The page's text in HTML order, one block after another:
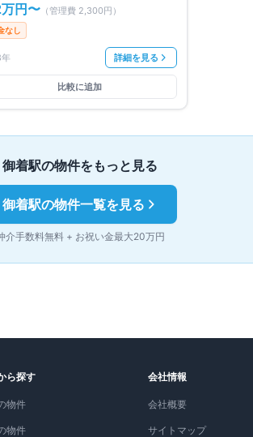
円 〜（管理費 2,300円 ）
なし
詳細を見る
比較に追加
御着駅の物件をもっと見る
御着駅の物件一覧を見る
介手数料無料 + お祝い金最大20万円
ら探す
物件
物件
会社情報
会社概要
サイトマップ